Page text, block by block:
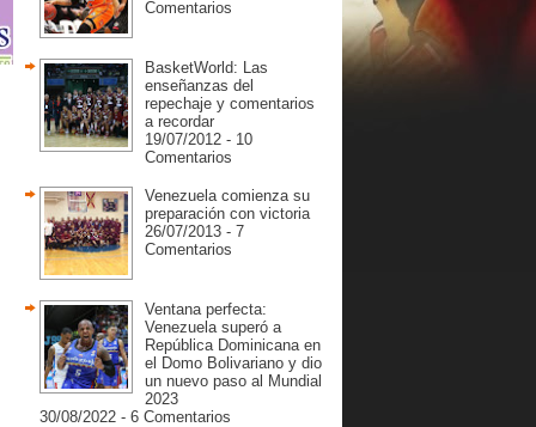
Comentarios
BasketWorld: Las
enseñanzas del
repechaje y comentarios
a recordar
19/07/2012 - 10
Comentarios
Venezuela comienza su
preparación con victoria
26/07/2013 - 7
Comentarios
Ventana perfecta:
Venezuela superó a
República Dominicana en
el Domo Bolivariano y dio
un nuevo paso al Mundial
2023
30/08/2022 - 6 Comentarios